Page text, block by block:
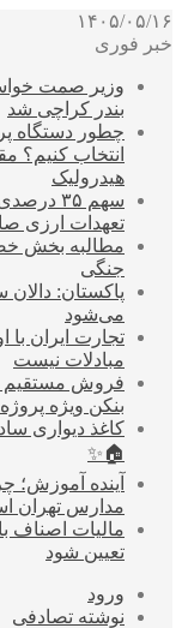
۱۴۰۵/۰۵/۱۶
خبر فوری
وزیر صمت
بندر کراچی شد
چطور دستگاه
انتخاب کنیم؟
هیدرولیک
سهم ۳۵
تعهدات ارزی
مطالبه بخش
جنگی
پاکستان: دالان
می‌شود
تجارت ایران
مبادلات نیست
فروش مستقیم
بنکن ویژه
کاغذ دیواری
🏠✨
آینده آموزش؛
مدارس تهران
مالیات اصناف
تعیین شود
ورود
نوشته تصادفی